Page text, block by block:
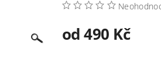
od 490 Kč